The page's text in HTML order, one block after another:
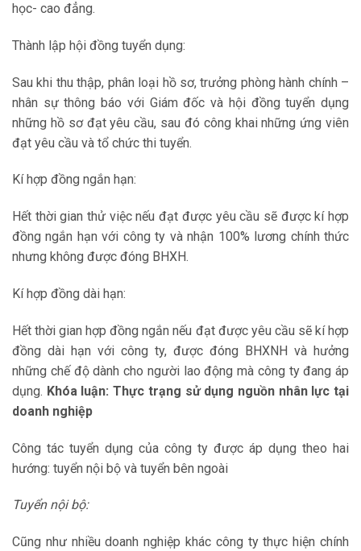
học- cao đẳng.
Thành lập hội đồng tuyển dụng:
Sau khi thu thập, phân loại hồ sơ, trưởng phòng hành chính –
nhân sự thông báo với Giám đốc và hội đồng tuyển dụng
những hồ sơ đạt yêu cầu, sau đó công khai những ứng viên
đạt yêu cầu và tổ chức thi tuyển.
Kí hợp đồng ngắn hạn:
Hết thời gian thử việc nếu đạt được yêu cầu sẽ được kí hợp
đồng ngắn hạn với công ty và nhận 100% lương chính thức
nhưng không được đóng BHXH.
Kí hợp đồng dài hạn:
Hết thời gian hợp đồng ngắn nếu đạt được yêu cầu sẽ kí hợp
đồng dài hạn với công ty, được đóng BHXNH và hưởng
những chế độ dành cho người lao động mà công ty đang áp
dụng. Khóa luận: Thực trạng sử dụng nguồn nhân lực tại
doanh nghiệp
Công tác tuyển dụng của công ty được áp dụng theo hai
hướng: tuyển nội bộ và tuyển bên ngoài
Tuyển nội bộ:
Cũng như nhiều doanh nghiệp khác công ty thực hiện chính